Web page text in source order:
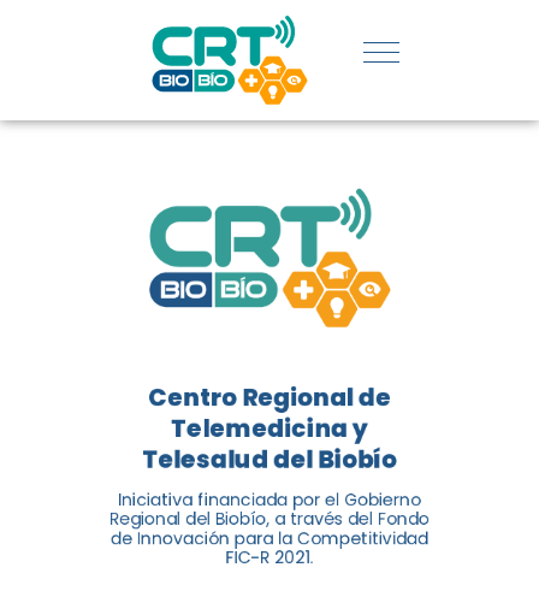
UDEC EN
CATEGORÍA
INNOVACIÓN
SOCIAL
Telemedicina y Telesalud del
Biobío (CRT Biobío) fue
reconocido reconocido en los
Premios de Vinculación con el
Medio 2024...
Leer más
Centro Regional de
Telemedicina y
Telesalud del Biobío
Iniciativa financiada por el Gobierno
Regional del Biobío, a través del Fondo
de Innovación para la Competitividad
FIC-R 2021.